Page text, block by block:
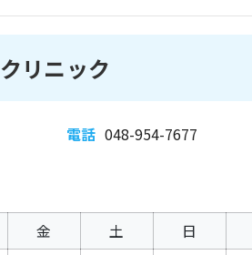
リニック
電話 048-954-7677
金 土 日